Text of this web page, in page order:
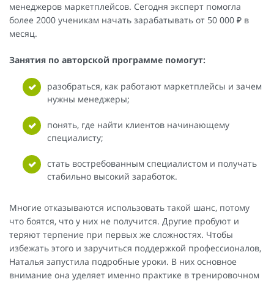
менеджеров маркетплейсов. Сегодня эксперт помогла
более 2000 ученикам начать зарабатывать от 50 000 ₽ в
месяц.
Занятия по авторской программе помогут:
разобраться, как работают маркетплейсы и зачем
нужны менеджеры;
понять, где найти клиентов начинающему
специалисту;
стать востребованным специалистом и получать
стабильно высокий заработок.
Многие отказываются использовать такой шанс, потому
что боятся, что у них не получится. Другие пробуют и
теряют терпение при первых же сложностях. Чтобы
избежать этого и заручиться поддержкой профессионалов,
Наталья запустила подробные уроки. В них основное
внимание она уделяет именно практике в тренировочном